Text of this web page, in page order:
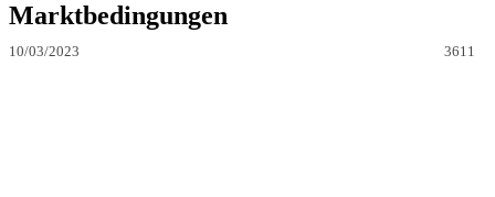
Marktbedingungen
10/03/2023 3611